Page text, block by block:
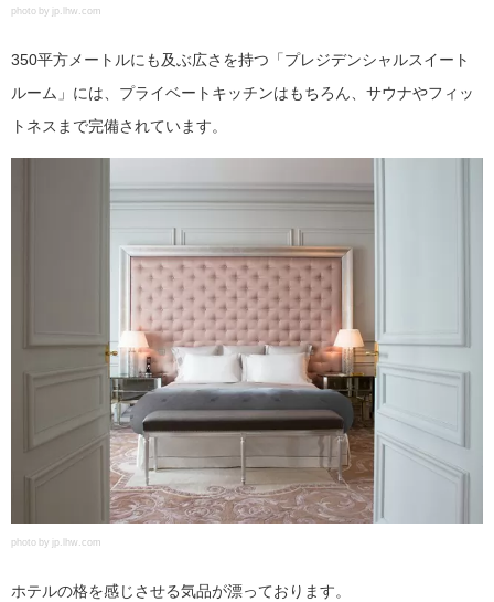
photo by jp.lhw.com
350平方メートルにも及ぶ広さを持つ「プレジデンシャルスイート
ルーム」には、プライベートキッチンはもちろん、サウナやフィッ
トネスまで完備されています。
photo by jp.lhw.com
ホテルの格を感じさせる気品が漂っております。